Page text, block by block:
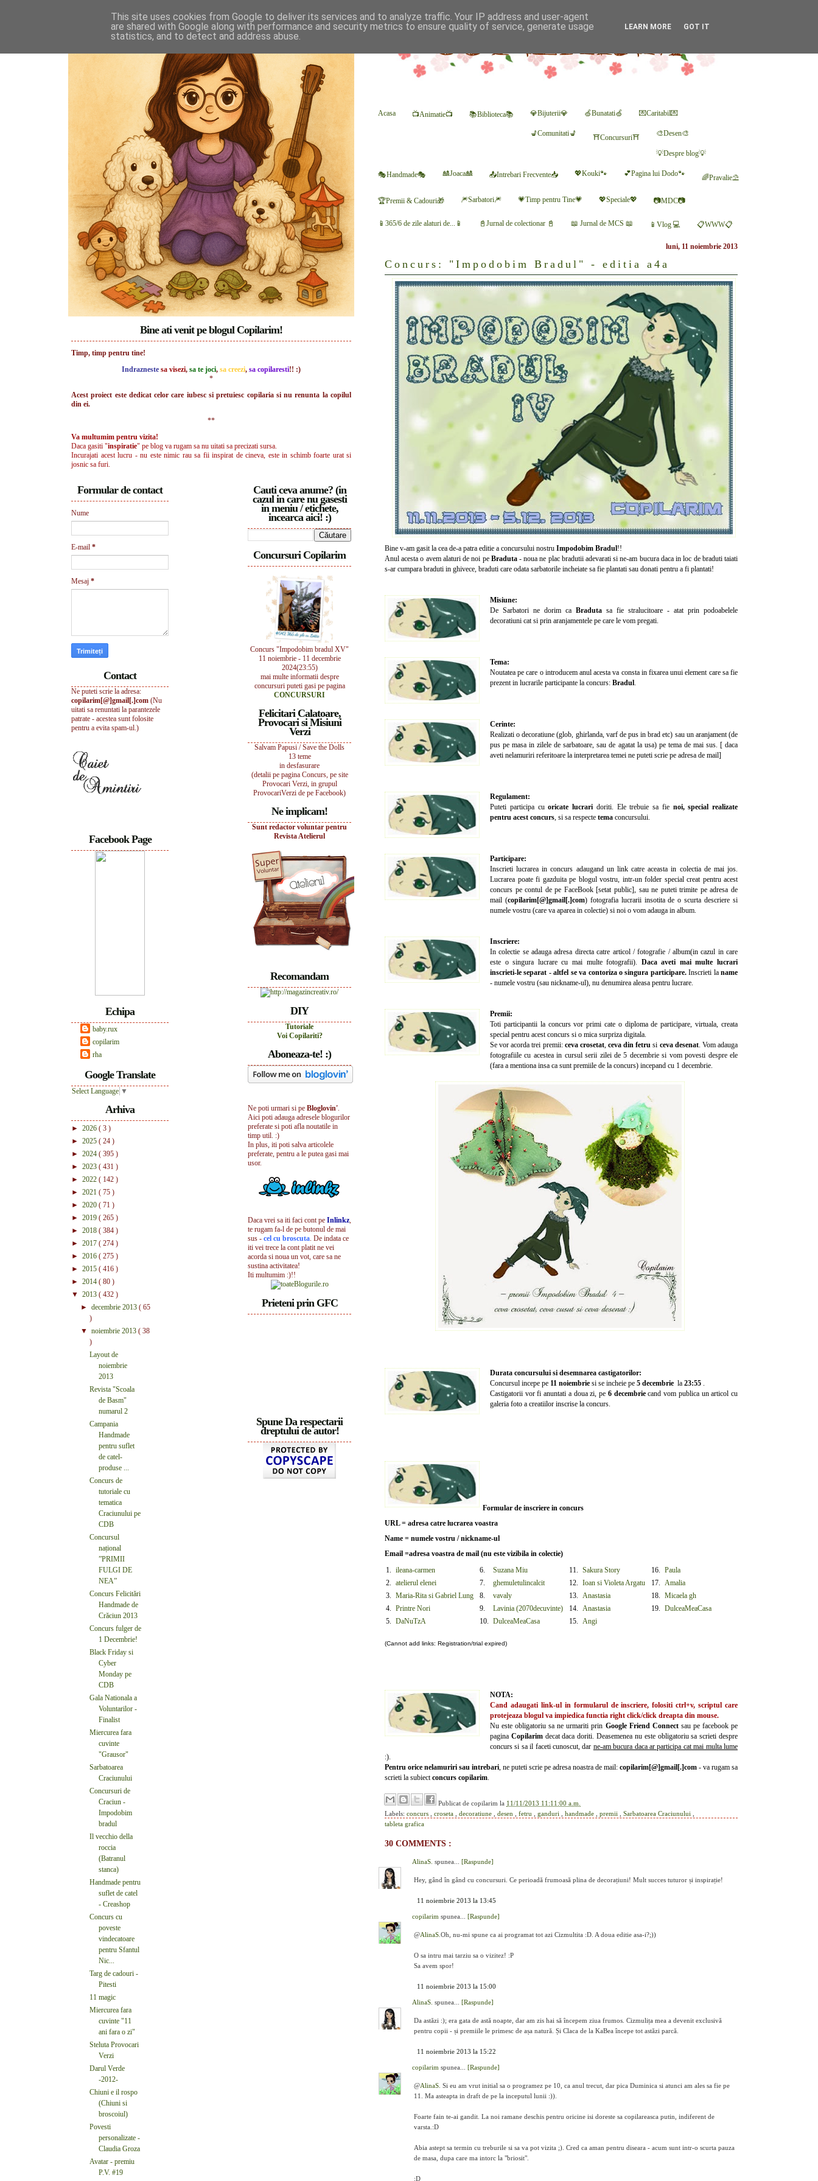
Acasa 📺Animatie📺 📚Biblioteca📚 💎Bijuterii💎 🍏Bunatati🍏 💌Caritabil💌
💺Comunitati💺 ⛩Concursuri⛩ 🎨Desen🎨
💡Despre blog💡
🎭Handmade🎭 🎎Joaca🎎 📤Intrebari Frecvente📥 💖Kouki🐾 💕Pagina lui Dodo🐾 🌈Pravalie⛱
🏆Premii & Cadouri🎁 🎆Sarbatori🎆 💗Timp pentru Tine💗 💖Speciale💖 📷MDC📷
📱365/6 de zile alaturi de...📱 📓Jurnal de colectionar 📓 📖 Jurnal de MCS 📖 📱Vlog 💻 📋WWW📋
luni, 11 noiembrie 2013
Concurs: "Impodobim Bradul" - editia a4a
Bine v-am gasit la cea de-a patra editie a concursului nostru Impodobim Bradul!!
Anul acesta o avem alaturi de noi pe Braduta- noua ne plac bradutii adevarati si ne-am bucura daca in loc de braduti taiati
s-ar cumpara braduti in ghivece, braduti care odata sarbatorile incheiate sa fie plantati sau donati pentru a fi plantati!
Misiune:
De Sarbatori ne dorim ca Braduta sa fie stralucitoare - atat prin podoabelele
decoratiuni cat si prin aranjamentele pe care le vom pregati.
Tema:
Noutatea pe care o introducem anul acesta va consta in fixarea unui element care sa fie
prezent in lucrarile participante la concurs: Bradul.
Cerinte:
Realizati o decoratiune (glob, ghirlanda, varf de pus in brad etc) sau un aranjament (de
pus pe masa in zilele de sarbatoare, sau de agatat la usa) pe tema de mai sus. [ daca
aveti nelamuriri referitoare la interpretarea temei ne puteti scrie pe adresa de mail]
Regulament:
Puteti participa cuoricate lucrari doriti. Ele trebuie sa fie noi, special realizate
pentru acest concurs, si sa respecte tema concursului.
Participare:
Inscrieti lucrarea in concurs adaugand un link catre aceasta in colectia de mai jos.
Lucrarea poate fi gazduita pe blogul vostru, intr-un folder special creat pentru acest
concurs pe contul de pe FaceBook [setat public], sau ne puteti trimite pe adresa de
mail (copilarim[@]gmail[.]com) fotografia lucrarii insotita de o scurta descriere si
numele vostru (care va aparea in colectie) si noi o vom adauga in album.
Inscriere:
In colectie se adauga adresa directa catre articol / fotografie / album(in cazul in care
este o singura lucrare cu mai multe fotografii). Daca aveti mai multe lucrari
inscrieti-le separat - altfel se va contoriza o singura participare.Inscrieti laname
- numele vostru (sau nickname-ul), nu denumirea aleasa pentru lucrare.
Premii:
Toti participantii la concurs vor primi cate o diploma de participare, virtuala, creata
special pentru acest concurs si o mica surpriza digitala.
Se vor acorda trei premii: ceva crosetat,ceva din fetru si ceva desenat. Vom adauga
fotografiile cu acestea in cursul serii zilei de 5 decembrie si vom povesti despre ele
(fara a mentiona insa ca sunt premiile de la concurs) incepand cu 1 decembrie.
Durata concursului si desemnarea castigatorilor:
Concursul incepe pe 11 noiembrie si se incheie pe 5 decembrie la 23:55 .
Castigatorii vor fi anuntati a doua zi, pe 6 decembriecand vom publica un articol cu
galeria foto a creatiilor inscrise la concurs.
Formular de inscriere in concurs
URL = adresa catre lucrarea voastra
Name = numele vostru / nickname-ul
Email =adresa voastra de mail (nu este vizibila in colectie)
1. ileana-carmen 6. Suzana Miu 11. Sakura Story 16. Paula
2. atelierul elenei 7. ghemuletulincalcit 12. Ioan si Violeta Argatu 17. Amalia
3. Maria-Rita si Gabriel Lung 8. vavaly 13. Anastasia 18. Micaela gh
4. Printre Nori 9. Lavinia (2070decuvinte) 14. Anastasia 19. DulceaMeaCasa
5. DaNuTzA 10. DulceaMeaCasa 15. Angi
(Cannot add links: Registration/trial expired)
NOTA:
Cand adaugati link-ul in formularul de inscriere, folositictrl+v, scriptul care
protejeaza blogul va impiedica functia right click/click dreapta din mouse.
Nu este obligatoriu sa ne urmariti prin Google Friend Connect sau pe facebook pe
pagina Copilarimdecat daca doriti. Deasemenea nu este obligatoriu sa scrieti despre
concurs si sa il faceti cunoscut, dar ne-am bucura daca ar participa cat mai multa lume
:).
Pentru orice nelamuriri sau intrebari, ne puteti scrie pe adresa noastra de mail: copilarim[@]gmail[.]com - va rugam sa
scrieti la subiectconcurs copilarim.
Publicat de copilarim la 11/11/2013 11:11:00 a.m.
Labels: concurs croseta decoratiune desen fetru ganduri handmade premii Sarbatoarea Craciunului
tableta grafica
30 COMMENTS :
AlinaS. spunea... [Raspunde]
Hey, gând în gând cu concursuri. Ce perioadă frumoasă plina de decorațiuni! Mult succes tuturor și inspirație!
11 noiembrie 2013 la 13:45
copilarim spunea... [Raspunde]
@AlinaS. Oh, nu-mi spune ca ai programat tot azi Cizmultita :D. A doua editie asa-i?;))
O sa intru mai tarziu sa o vizitez! :P
Sa avem spor!
11 noiembrie 2013 la 15:00
AlinaS. spunea... [Raspunde]
Da astăzi :); era gata de astă noapte, dar am zis hai să începem ziua frumos. Cizmulița mea a devenit exclusivă
pentru copii - și premiile le primesc de așa natură. Și Claca de la KaBea începe tot astăzi parcă.
11 noiembrie 2013 la 15:22
copilarim spunea... [Raspunde]
@AlinaS. Si eu am vrut initial sa o programez pe 10, ca anul trecut, dar pica Duminica si atunci am ales sa fie pe
11. Ma asteapta in draft de pe la inceputul lunii :)).
Foarte fain te-ai gandit. La noi ramane deschis pentru oricine isi doreste sa copilareasca putin, indiferent de
varsta.:D
Abia astept sa termin cu treburile si sa va pot vizita ;). Cred ca aman pentru diseara - acum sunt intr-o scurta pauza
de masa, dupa care ma intorc la "briosit".
:D
Bine ati venit pe blogul Copilarim!
Timp, timp pentru tine!
Indrazneste sa visezi, sa te joci, sa creezi, sa copilaresti!! :)
*
Acest proiect este dedicat celor care iubesc si pretuiesc copilaria si nu renunta la copilul
din ei.
**
Va multumim pentru vizita!
Daca gasiti "inspiratie" pe blog va rugam sa nu uitati sa precizati sursa.
Incurajati acest lucru - nu este nimic rau sa fii inspirat de cineva, este in schimb foarte urat si
josnic sa furi.
Cauti ceva anume? (in
cazul in care nu gasesti
in meniu / etichete,
incearca aici! :)
Concursuri Copilarim
Concurs "Impodobim bradul XV"
11 noiembrie - 11 decembrie
2024(23:55)
mai multe informatii despre
concursuri puteti gasi pe pagina
CONCURSURI
Felicitari Calatoare,
Provocari si Misiuni
Verzi
Salvam Papusi / Save the Dolls
13 teme
in desfasurare
(detalii pe pagina Concurs, pe site
Provocari Verzi, in grupul
ProvocariVerzi de pe Facebook)
Ne implicam!
Sunt redactor voluntar pentru
Revista Atelierul
Recomandam
DIY
Tutoriale
Voi Copilariti?
Aboneaza-te! :)
Ne poti urmari si pe Bloglovin'.
Aici poti adauga adresele blogurilor
preferate si poti afla noutatile in
timp util. :)
In plus, iti poti salva articolele
preferate, pentru a le putea gasi mai
usor.
Daca vrei sa iti faci cont pe Inlinkz,
te rugam fa-l de pe butonul de mai
sus - cel cu broscuta. De indata ce
iti vei trece la cont platit ne vei
acorda si noua un vot, care sa ne
sustina activitatea!
Iti multumim :)!!
Prieteni prin GFC
Spune Da respectarii
dreptului de autor!
Formular de contact
Nume
E-mail *
Mesaj *
Contact
Ne puteti scrie la adresa:
copilarim[@]gmail[.]com (Nu
uitati sa renuntati la parantezele
patrate - acestea sunt folosite
pentru a evita spam-ul.)
Facebook Page
Echipa
baby.rux
copilarim
rha
Google Translate
Select Language ▼
Arhiva
► 2026 ( 3 )
► 2025 ( 24 )
► 2024 ( 395 )
► 2023 ( 431 )
► 2022 ( 142 )
► 2021 ( 75 )
► 2020 ( 71 )
► 2019 ( 265 )
► 2018 ( 384 )
► 2017 ( 274 )
► 2016 ( 275 )
► 2015 ( 416 )
► 2014 ( 80 )
▼ 2013 ( 432 )
► decembrie 2013 ( 65
)
▼ noiembrie 2013 ( 38
)
Layout de
noiembrie
2013
Revista "Scoala
de Basm"
numarul 2
Campania
Handmade
pentru suflet
de catel-
produse ...
Concurs de
tutoriale cu
tematica
Craciunului pe
CDB
Concursul
național
”PRIMII
FULGI DE
NEA”
Concurs Felicitări
Handmade de
Crăciun 2013
Concurs fulger de
1 Decembrie!
Black Friday si
Cyber
Monday pe
CDB
Gala Nationala a
Voluntarilor -
Finalist
Miercurea fara
cuvinte
"Grausor"
Sarbatoarea
Craciunului
Concursuri de
Craciun -
Impodobim
bradul
Il vecchio della
roccia
(Batranul
stanca)
Handmade pentru
suflet de catel
- Creashop
Concurs cu
poveste
vindecatoare
pentru Sfantul
Nic...
Targ de cadouri -
Pitesti
11 magic
Miercurea fara
cuvinte "11
ani fara o zi"
Steluta Provocari
Verzi
Darul Verde
-2012-
Chiuni e il rospo
(Chiuni si
broscoiul)
Povesti
personalizate -
Claudia Groza
Avatar - premiu
P.V. #19
This site uses cookies from Google to deliver its services and to analyze traffic. Your IP address and user-agent
are shared with Google along with performance and security metrics to ensure quality of service, generate usage
statistics, and to detect and address abuse.
LEARN MORE GOT IT